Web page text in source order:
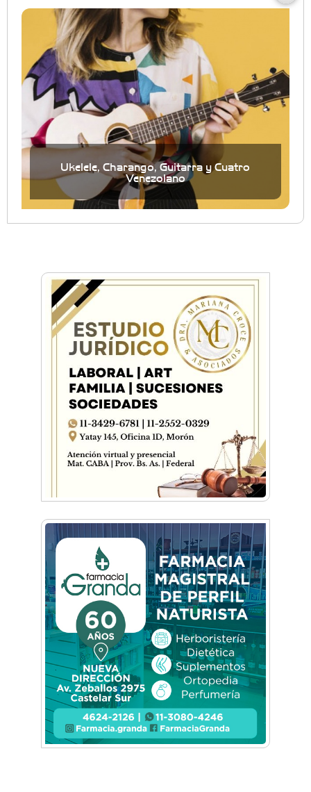
Ukelele, Charango, Guitarra y Cuatro
Venezolano